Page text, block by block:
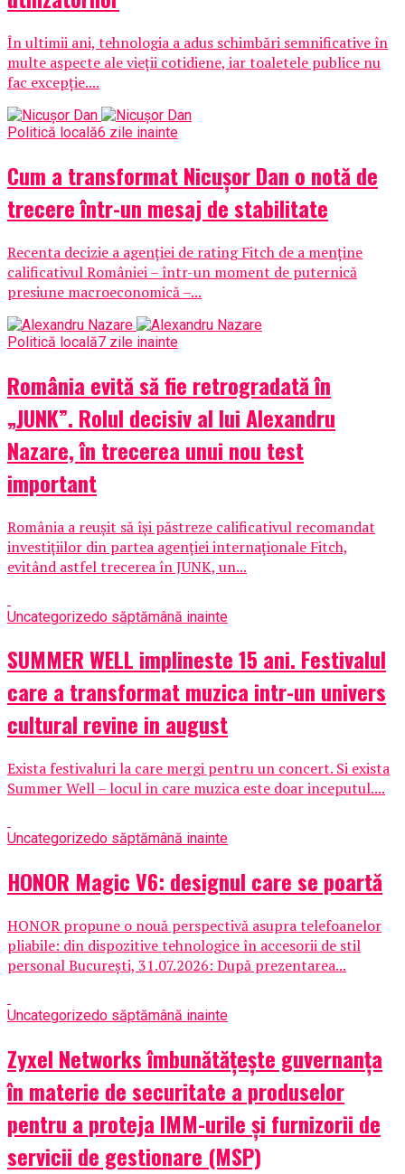
În ultimii ani, tehnologia a adus schimbări semnificative în
multe aspecte ale vieții cotidiene, iar toaletele publice nu
fac excepție....
Politică locală6 zile inainte
Cum a transformat Nicușor Dan o notă de
trecere într-un mesaj de stabilitate
Recenta decizie a agenției de rating Fitch de a menține
calificativul României – într-un moment de puternică
presiune macroeconomică –...
Politică locală7 zile inainte
România evită să fie retrogradată în
„JUNK”. Rolul decisiv al lui Alexandru
Nazare, în trecerea unui nou test
important
România a reușit să își păstreze calificativul recomandat
investițiilor din partea agenției internaționale Fitch,
evitând astfel trecerea în JUNK, un...
Uncategorizedo săptămână inainte
SUMMER WELL implineste 15 ani. Festivalul
care a transformat muzica intr-un univers
cultural revine in august
Exista festivaluri la care mergi pentru un concert. Si exista
Summer Well – locul in care muzica este doar inceputul....
Uncategorizedo săptămână inainte
HONOR Magic V6: designul care se poartă
HONOR propune o nouă perspectivă asupra telefoanelor
pliabile: din dispozitive tehnologice în accesorii de stil
personal București, 31.07.2026: După prezentarea...
Uncategorizedo săptămână inainte
Zyxel Networks îmbunătățește guvernanța
în materie de securitate a produselor
pentru a proteja IMM-urile și furnizorii de
servicii de gestionare (MSP)